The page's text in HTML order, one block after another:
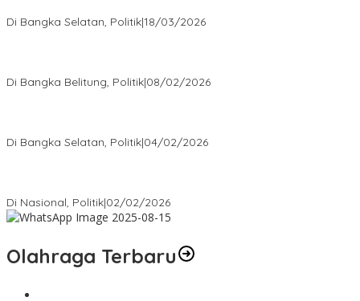
Di Bangka Selatan, Politik|18/03/2026
Di Bangka Belitung, Politik|08/02/2026
Di Bangka Selatan, Politik|04/02/2026
Di Nasional, Politik|02/02/2026
Olahraga Terbaru